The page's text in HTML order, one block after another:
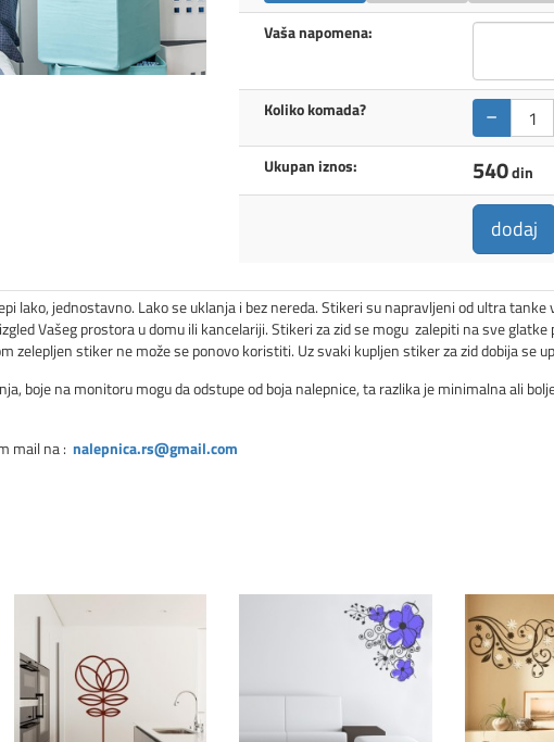
Vaša napomena:
Koliko komada? −
Ukupan iznos: 540din
dodaj
lako, jednostavno. Lako se uklanja i bez nereda. Stikeri su napravljeni od ultra tanke
Vašeg prostora u domu ili kancelariji. Stikeri za zid se mogu zalepiti na sve
zelepljen stiker ne može se ponovo koristiti. Uz svaki kupljen stiker za zid dobija se
boje na monitoru mogu da odstupe od boja nalepnice, ta razlika je minimalna ali
mail na : nalepnica.rs@gmail.com
Klikni za detalje Klikni za detalje Klikni